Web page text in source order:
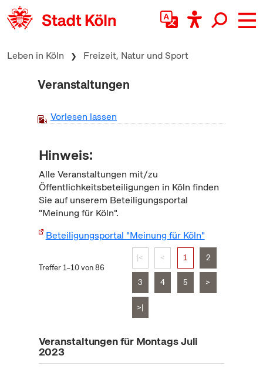
zum Inhalt springen
Leben in Köln Freizeit, Natur und Sport
Veranstaltungen
Vorlesen lassen
Hinweis:
Alle Veranstaltungen mit/zu
Öffentlichkeitsbeteiligungen in Köln finden
Sie auf unserem Beteiligungsportal
"Meinung für Köln".
Beteiligungsportal "Meinung für Köln"
Treffer 1–10 von 86
|< < 1 2
3 4 5 >
>|
Veranstaltungen für Montags Juli
2023